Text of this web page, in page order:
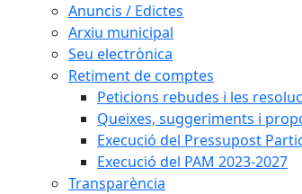
Anuncis / Edictes
Arxiu municipal
Seu electrònica
Retiment de comptes
Peticions rebudes i les
Queixes, suggeriments i
Execució del Pressupost
Execució del PAM 2023-2027
Transparència